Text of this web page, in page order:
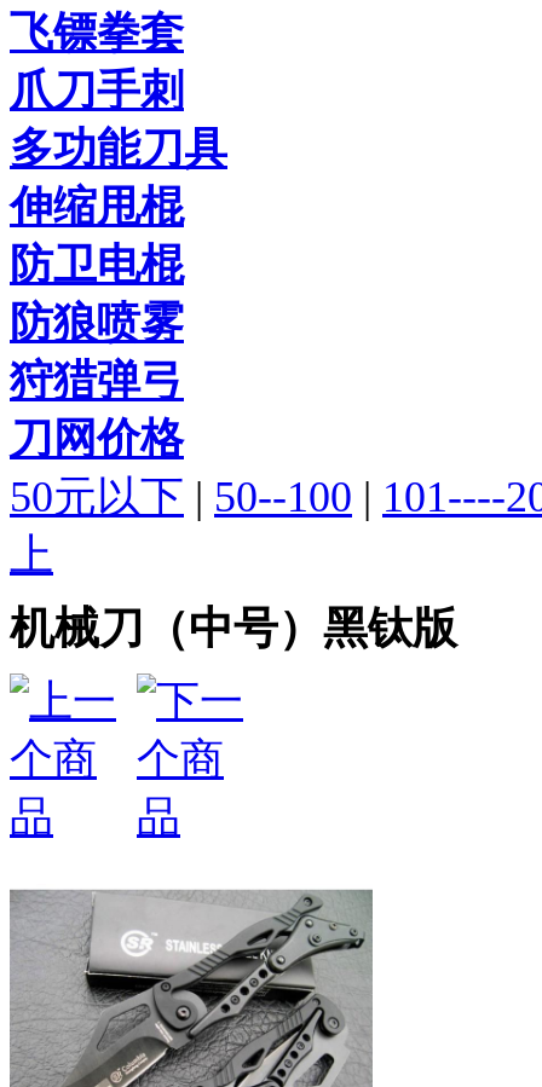
飞镖拳套
爪刀手刺
多功能刀具
伸缩甩棍
防卫电棍
防狼喷雾
狩猎弹弓
刀网价格
50元以下 | 50--100 | 101----
上
机械刀（中号）黑钛版